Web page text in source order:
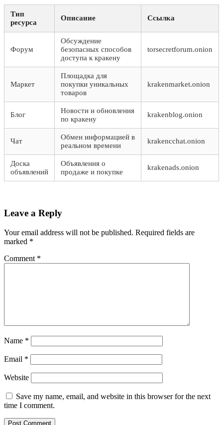
Тип
ресурса
Описание Ссылка
Форум
Обсуждение
безопасных способов
доступа к кракену
torsecretforum.onion
Маркет
Площадка для
покупки уникальных
товаров
krakenmarket.onion
Блог
Новости и обновления
по кракену
krakenblog.onion
Чат
Обмен информацией в
реальном времени
krakencchat.onion
Доска
объявлений
Объявления о
продаже и покупке
krakenads.onion
Leave a Reply
Your email address will not be published. Required fields are
marked *
Comment *
Name *
Email *
Website
Save my name, email, and website in this browser for the next
time I comment.